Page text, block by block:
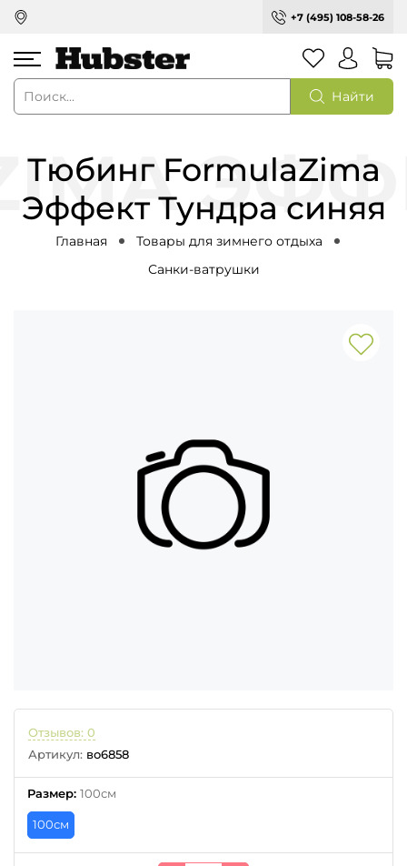
+7 (495) 108-58-26
Найти
Тюбинг FormulaZima
Эффект Тундра синяя
Главная
Товары для зимнего отдыха
Санки-ватрушки
Отзывов: 0
Артикул: во6858
Размер: 100см
100см